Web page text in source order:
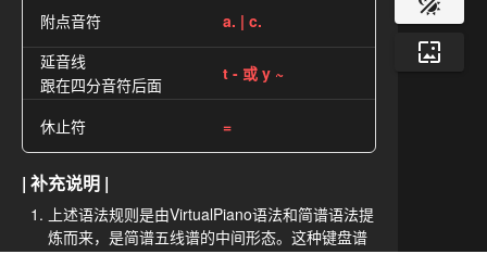
附点音符
a. | c.
延音线
跟在四分音符后面
t - 或 y ~
休止符 =
| 补充说明 |
上述语法规则是由VirtualPiano语法和简谱语法提
炼而来，是简谱五线谱的中间形态。这种键盘谱